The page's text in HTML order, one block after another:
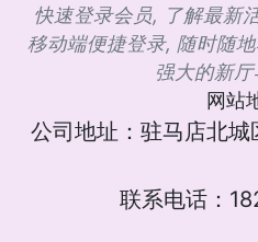
快速登录会员, 了解最新
移动端便捷登录, 随时随
强大的新
网站
公司地址：驻马店北
联系电话：